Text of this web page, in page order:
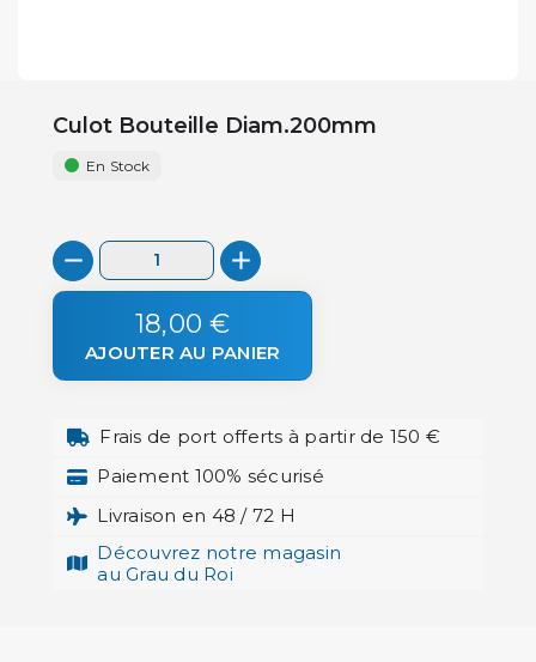
Culot Bouteille Diam.200mm
En Stock
18,00 €
AJOUTER AU PANIER
Frais de port offerts à partir de 150 €
Paiement 100% sécurisé
Livraison en 48 / 72 H
Découvrez notre magasin
au Grau du Roi